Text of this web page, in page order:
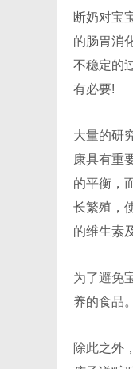
断奶对宝
的肠胃消
不稳定的
有必要!
大量的研
康具有重
的平衡，
长繁殖，
的维生素
为了避免
养的食品
除此之外